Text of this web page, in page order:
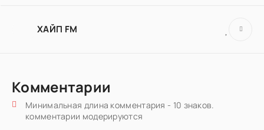
ХАЙП FM
Комментарии
Минимальная длина комментария - 10 знаков.
комментарии модерируются